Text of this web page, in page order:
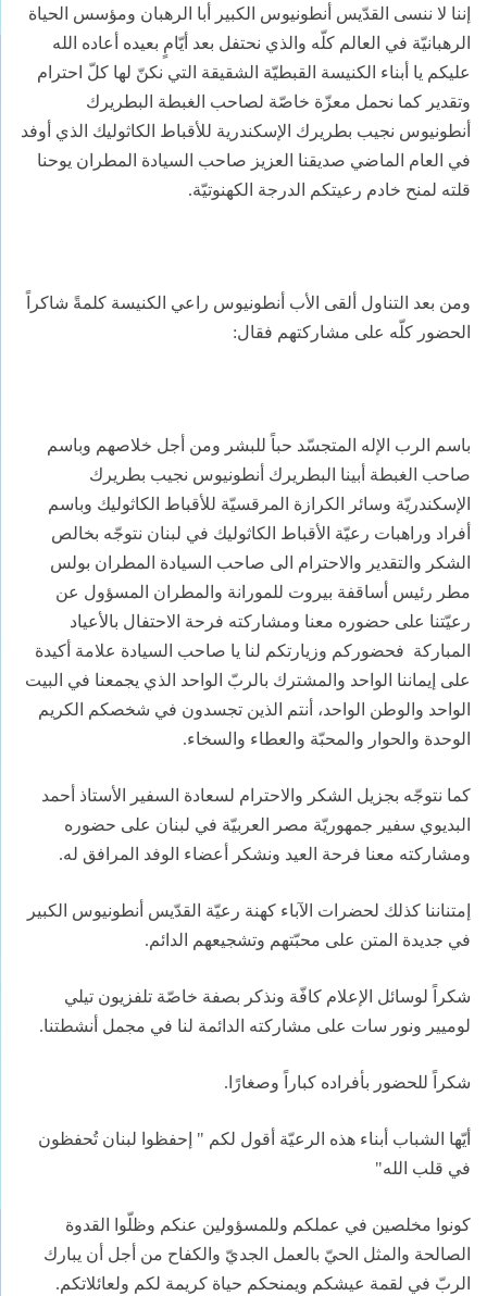
إننا لا ننسى القدّيس أنطونيوس الكبير أبا الرهبان ومؤسس الحياة
الرهبانيّة في العالم كلّه والذي نحتفل بعد أيّامٍ بعيده أعاده الله
عليكم يا أبناء الكنيسة القبطيّة الشقيقة التي نكنّ لها كلّ احترام
وتقدير كما نحمل معزّة خاصّة لصاحب الغبطة البطريرك
أنطونيوس نجيب بطريرك الإسكندرية للأقباط الكاثوليك الذي أوفد
في العام الماضي صديقنا العزيز صاحب السيادة المطران يوحنا
قلته لمنح خادم رعيتكم الدرجة الكهنوتيّة.
ومن بعد التناول ألقى الأب أنطونيوس راعي الكنيسة كلمةً شاكراً
الحضور كلّه على مشاركتهم فقال:
باسم الرب الإله المتجسّد حباً للبشر ومن أجل خلاصهم وباسم
صاحب الغبطة أبينا البطريرك أنطونيوس نجيب بطريرك
الإسكندريّة وسائر الكرازة المرقسيّة للأقباط الكاثوليك وباسم
أفراد وراهبات رعيّة الأقباط الكاثوليك في لبنان نتوجّه بخالص
الشكر والتقدير والاحترام الى صاحب السيادة المطران بولس
مطر رئيس أساقفة بيروت للمورانة والمطران المسؤول عن
رعيّتنا على حضوره معنا ومشاركته فرحة الاحتفال بالأعياد
المباركة فحضوركم وزيارتكم لنا يا صاحب السيادة علامة أكيدة
على إيماننا الواحد والمشترك بالربّ الواحد الذي يجمعنا في البيت
الواحد والوطن الواحد، أنتم الذين تجسدون في شخصكم الكريم
الوحدة والحوار والمحبّة والعطاء والسخاء.
كما نتوجّه بجزيل الشكر والاحترام لسعادة السفير الأستاذ أحمد
البديوي سفير جمهوريّة مصر العربيّة في لبنان على حضوره
ومشاركته معنا فرحة العيد ونشكر أعضاء الوفد المرافق له.
إمتناننا كذلك لحضرات الآباء كهنة رعيّة القدّيس أنطونيوس الكبير
في جديدة المتن على محبّتهم وتشجيعهم الدائم.
شكراً لوسائل الإعلام كافّة ونذكر بصفة خاصّة تلفزيون تيلي
لوميير ونور سات على مشاركته الدائمة لنا في مجمل أنشطتنا.
شكراً للحضور بأفراده كباراً وصغارًا.
أيّها الشباب أبناء هذه الرعيّة أقول لكم " إحفظوا لبنان تُحفظون
في قلب الله"
كونوا مخلصين في عملكم وللمسؤولين عنكم وظلّوا القدوة
الصالحة والمثل الحيّ بالعمل الجديّ والكفاح من أجل أن يبارك
الربّ في لقمة عيشكم ويمنحكم حياة كريمة لكم ولعائلاتكم.